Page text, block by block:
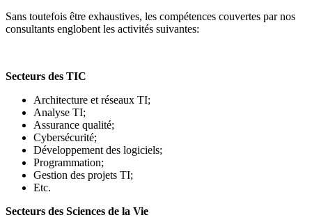
Sans toutefois être exhaustives, les compétences couvertes par nos
consultants englobent les activités suivantes:
Secteurs des TIC
Architecture et réseaux TI;
Analyse TI;
Assurance qualité;
Cybersécurité;
Développement des logiciels;
Programmation;
Gestion des projets TI;
Etc.
Secteurs des Sciences de la Vie